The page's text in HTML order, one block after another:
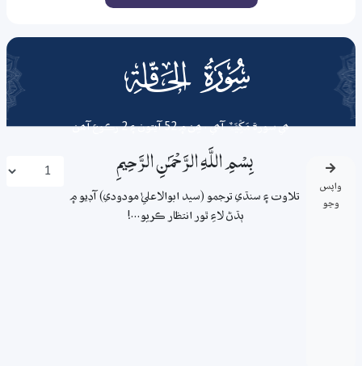
069 surah
ھي سورةمَکِّیَّۃٌآھي . ھِن ۾ 52 آيتون ۽ 2 رڪوع آھن
واپس
وڃو
بِسْمِ اللَّـهِ الرَّحْمَـٰنِ الرَّحِيمِ
تلاوت ۽ سنڌي ترجمو (سيد ابوالاعليٰ مودودي) آڊيو ۾
ٻڌڻ لاءِ ٿور انتظار ڪريو...!